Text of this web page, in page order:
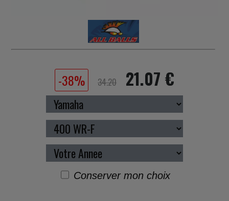
-38% 34.20 21.07 €
Conserver mon choix